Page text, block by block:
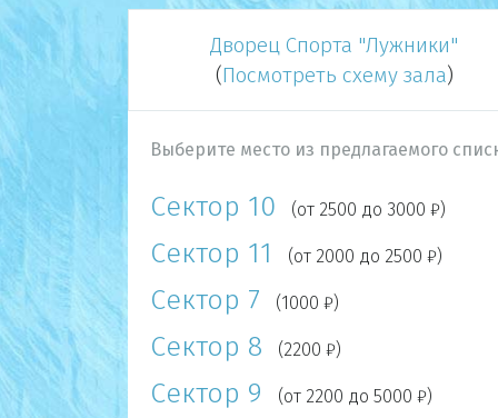
Дворец Спорта "Лужники"
(Посмотреть схему зала)
Выберите место из предлагаемого
Сектор 10 (от 2500 до 3000 ₽)
Сектор 11 (от 2000 до 2500 ₽)
Сектор 7 (1000 ₽)
Сектор 8 (2200 ₽)
Сектор 9 (от 2200 до 5000 ₽)